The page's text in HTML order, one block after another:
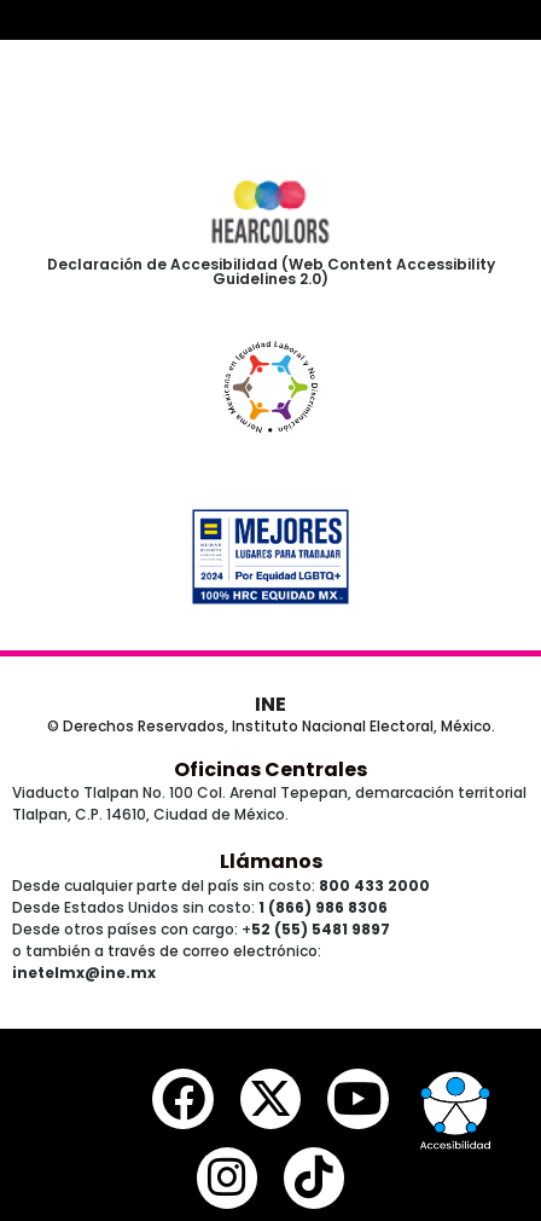
Declaración de Accesibilidad (Web Content Accessibility
Guidelines 2.0)
INE
© Derechos Reservados, Instituto Nacional Electoral, México.
Oficinas Centrales
Viaducto Tlalpan No. 100 Col. Arenal Tepepan, demarcación territorial
Tlalpan, C.P. 14610, Ciudad de México.
Llámanos
Desde cualquier parte del país sin costo: 800 433 2000
Desde Estados Unidos sin costo: 1 (866) 986 8306
Desde otros países con cargo: +52 (55) 5481 9897
o también a través de correo electrónico:
inetelmx@ine.mx